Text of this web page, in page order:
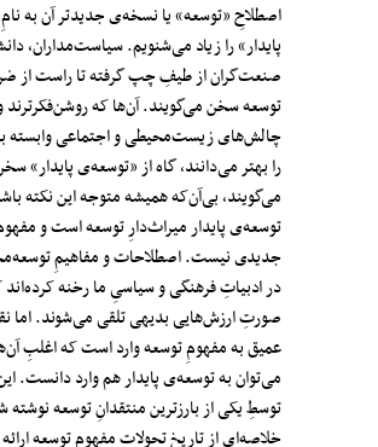
اصطلاحِ «توسعه» یا نسخه‌ی جدیدتر آن به
پایدار» را زیاد می‌شنویم. سیاست‌مداران،
صنعت‌گران از طیفِ چپ گرفته تا راست از
توسعه سخن می‌گویند. آن‌ها که روشن‌فکرترند
چالش‌های زیست‌محیطی و اجتماعی وابسته
را بهتر می‌دانند، گاه از «توسعه‌ی پایدار»
می‌گویند، بی‌آن‌که همیشه متوجه این نکته
توسعه‌ی پایدار میراث‌دارِ توسعه است و
جدیدی نیست. اصطلاحات و مفاهیمِ
در ادبیاتِ فرهنگی و سیاسیِ ما رخنه کرده‌اند
صورتِ ارزش‌هایی بدیهی تلقی می‌شوند. اما
عمیق به مفهومِ توسعه وارد است که اغلبِ
می‌توان به توسعه‌ی پایدار هم وارد دانست.
توسطِ یکی از بارزترین منتقدانِ توسعه نوشته
خلاصه‌ای از تاریخِ تحولاتِ مفهومِ توسعه